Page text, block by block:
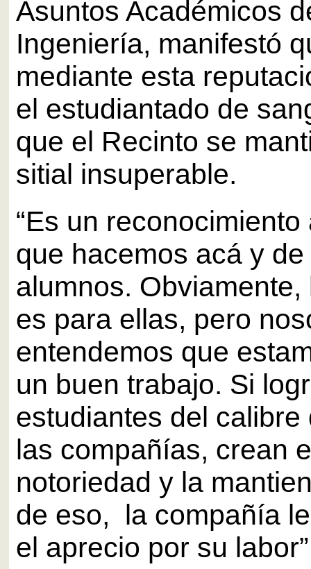
Asuntos Académicos
Ingeniería, manifestó
mediante esta
el estudiantado de
que el Recinto se
sitial insuperable.
“Es un
que hacemos acá y
alumnos.
es para ellas, pero
entendemos que
un buen trabajo. Si
estudiantes del calibre
las compañías, crean
notoriedad y la
de eso, la compañía
el aprecio por su